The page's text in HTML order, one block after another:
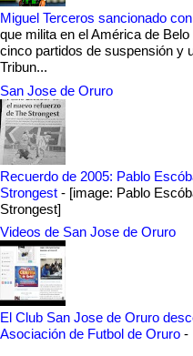
Miguel Terceros sancionado
que milita en el América de
cinco partidos de suspensión y
Tribun...
San Jose de Oruro
Recuerdo de 2005: Pablo
Strongest - [image: Pablo
Strongest]
Videos de San Jose de Oruro
El Club San Jose de Oruro
Asociación de Futbol de Oruro -